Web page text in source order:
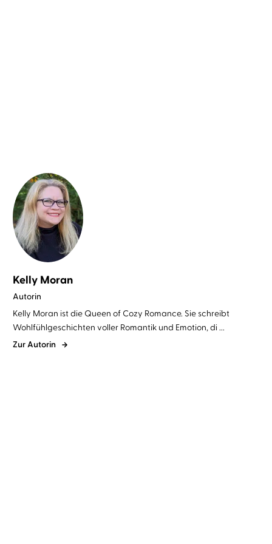
Kelly Moran
Autorin
Kelly Moran ist die Queen of Cozy Romance. Sie schreibt
Wohlfühlgeschichten voller Romantik und Emotion, di ...
Zur Autorin